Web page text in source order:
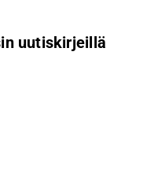
uutiskirjeillä